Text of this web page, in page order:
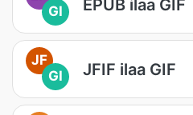
GI
EPUB ilaa GIF
JF
GI
JFIF ilaa GIF